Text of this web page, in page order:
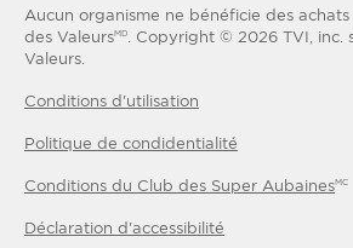
Aucun organisme ne bénéficie des
des ValeursMD Copyright © 2026 TVI, inc.
Valeurs.
Conditions d'utilisation
Politique de condidentialité
Conditions du Club des Super AubainesMC
Déclaration d'accessibilité